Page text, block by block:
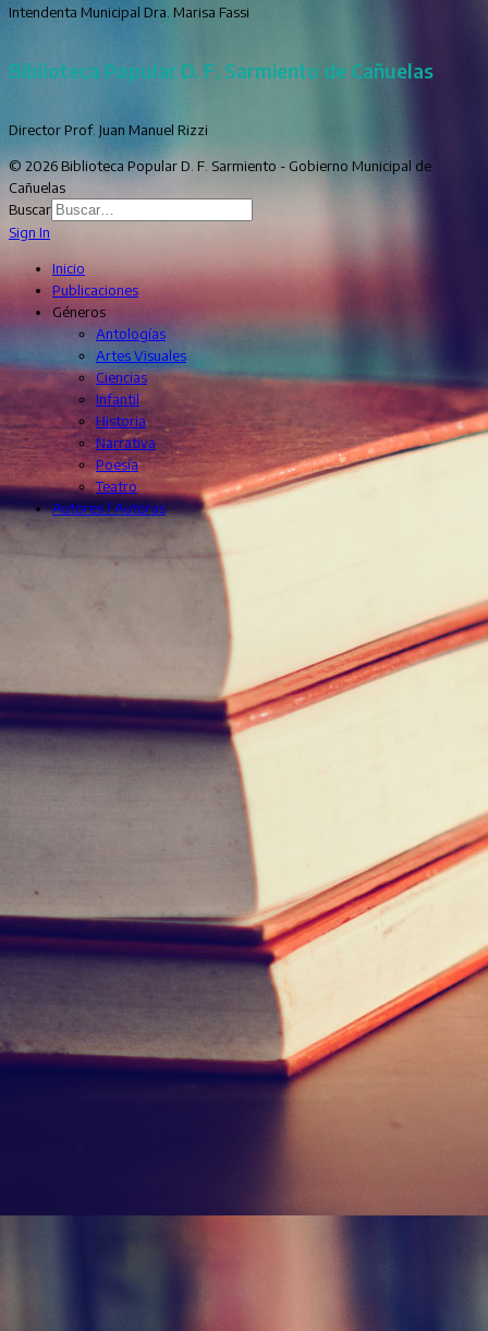
Intendenta Municipal Dra. Marisa Fassi
Biblioteca Popular D. F. Sarmiento de Cañuelas
Director Prof. Juan Manuel Rizzi
© 2026 Biblioteca Popular D. F. Sarmiento - Gobierno Municipal de
Cañuelas
Buscar
Sign In
Inicio
Publicaciones
Géneros
Antologías
Artes Visuales
Ciencias
Infantil
Historia
Narrativa
Poesía
Teatro
Autores / Autoras